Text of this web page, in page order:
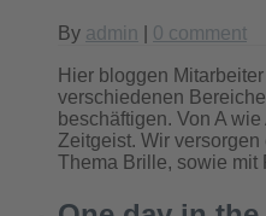
By admin 0 comment
Hier bloggen
verschiedenen
beschäftigen. Von A
Zeitgeist. Wir
Thema Brille, sowie mit